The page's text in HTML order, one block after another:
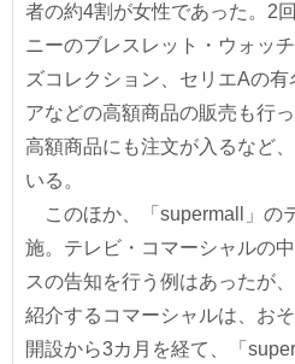
者の約4割が女性であった。2
ニーのブレスレット・ウォッ
ズコレクション、セリエAの
アなどの高額商品の販売も行
高額商品にも注文が入るなど
いる。
このほか、「supermall」の
施。テレビ・コマーシャルの
スの告知を行う例はあったが
紹介するコマーシャルは、お
開設から3カ月を経て、「